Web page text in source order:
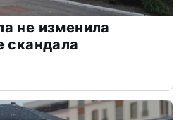
не изменила
скандала